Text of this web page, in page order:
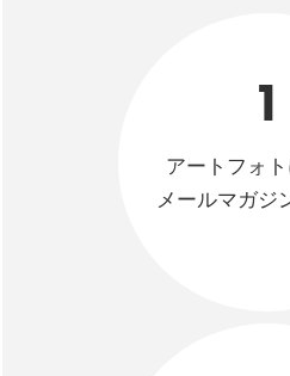
1
アートフォ
メールマガジ